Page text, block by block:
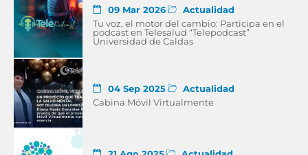
09 Mar 2026
Actualidad
Tu voz, el motor del cambio: Participa en el
podcast en Telesalud “Telepodcast”
Universidad de Caldas
04 Sep 2025
Actualidad
Cabina Móvil Virtualmente